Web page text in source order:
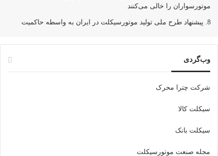
موتورسواران را خالی می‌کنند
پیشنهاد طرح ملی تولید موتورسیکلت در ایران به واسطه حاکمیت
وب‌گردی
شرکت چترا محرک
سیکلت کالا
سیکلت بانک
مجله صنعت موتورسیکلت